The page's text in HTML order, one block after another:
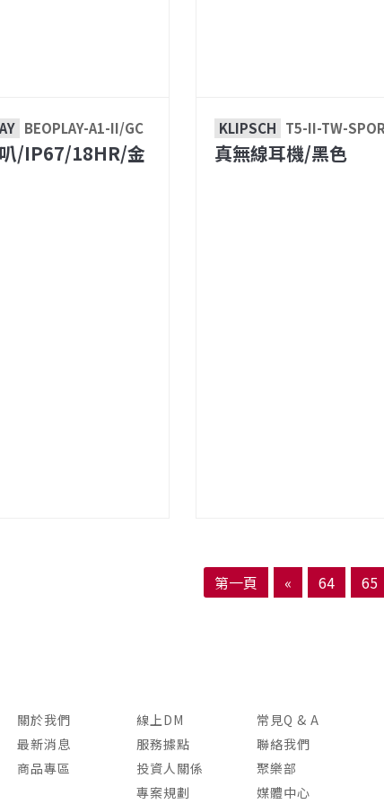
BEOPLAY-A1-II/GC
/IP67/18HR/金
KLIPSCH T5-II-TW-
真無線耳機/黑色
第一頁 « 64 65
關於我們
最新消息
商品專區
線上DM
服務據點
投資人關係
專案規劃
常見Q & A
聯絡我們
聚樂部
媒體中心